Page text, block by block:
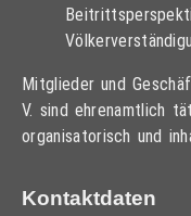
Mitglieder und
V. sind ehrenamtlich
organisatorisch und
Kontaktdaten